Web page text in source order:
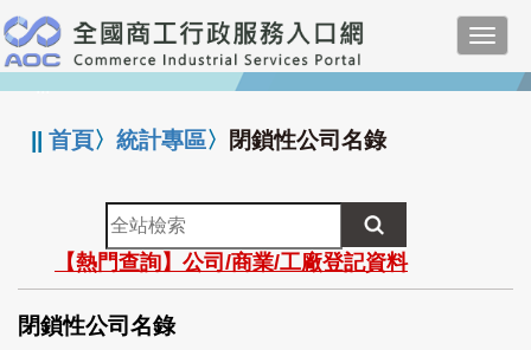
跳
到
主
要
:::
||首頁〉統計專區〉 閉鎖性公司名錄
全
站
檢
索
【熱門查詢】公司/商業/工廠登記資料
閉鎖性公司名錄